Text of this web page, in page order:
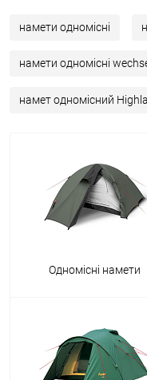
намети одномісні
намети одномісні
намет одномісний
Одномісні намети